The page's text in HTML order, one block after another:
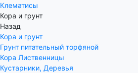
Клематисы
Кора и грунт
Назад
Кора и грунт
Грунт питательный торфяной
Кора Лиственницы
Кустарники, Деревья